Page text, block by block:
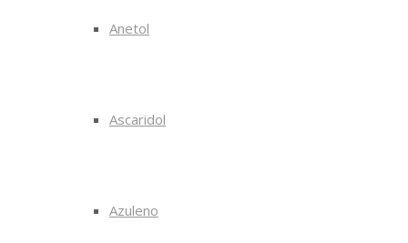
Anetol
Ascaridol
Azuleno